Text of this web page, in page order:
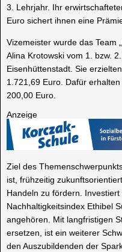
3. Lehrjahr. Ihr
Euro sichert ihnen eine
Vizemeister wurde das Team
Alina Krotowski vom 1. bzw.
Eisenhüttenstadt. Sie
1.721,69 Euro. Dafür
200,00 Euro.
Anzeige
Ziel des
ist, frühzeitig
Handeln zu fördern. Investiert
Nachhaltigkeitsindex Ethibel
angehören. Mit langfristigen
ersetzen, ist ein weiterer
den Auszubildenden der